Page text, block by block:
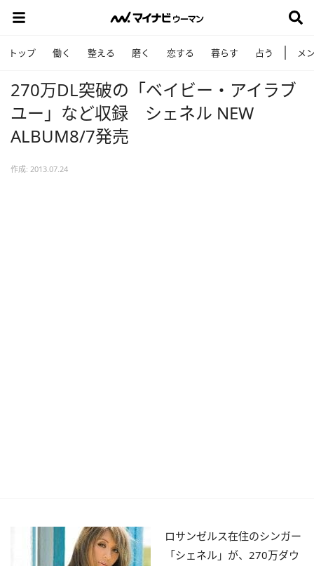
トップ 働く 整える 磨く 恋する 暮らす 占う メ
270万DL突破の「ベイビー・アイラブ
ユー」など収録 シェネル NEW
ALBUM8/7発売
作成: 2013.07.24
ロサンゼルス在住のシンガー
「シェネル」が、270万ダウ